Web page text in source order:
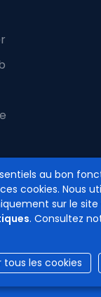
au bon
cookies. Nous
sur le
. Consultez
les cookies